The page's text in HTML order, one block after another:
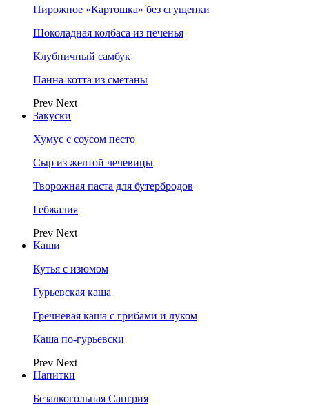
Пирожное «Картошка» без сгущенки
Шоколадная колбаса из печенья
Клубничный самбук
Панна-котта из сметаны
Prev Next
Закуски
Хумус с соусом песто
Сыр из желтой чечевицы
Творожная паста для бутербродов
Гебжалия
Prev Next
Каши
Кутья с изюмом
Гурьевская каша
Гречневая каша с грибами и луком
Каша по-гурьевски
Prev Next
Напитки
Безалкогольная Сангрия